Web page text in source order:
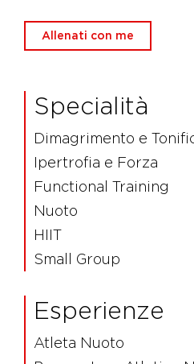
Allenati con me
Specialità
Dimagrimento e
Ipertrofia e Forza
Functional Training
Nuoto
HIIT
Small Group
Esperienze
Atleta Nuoto